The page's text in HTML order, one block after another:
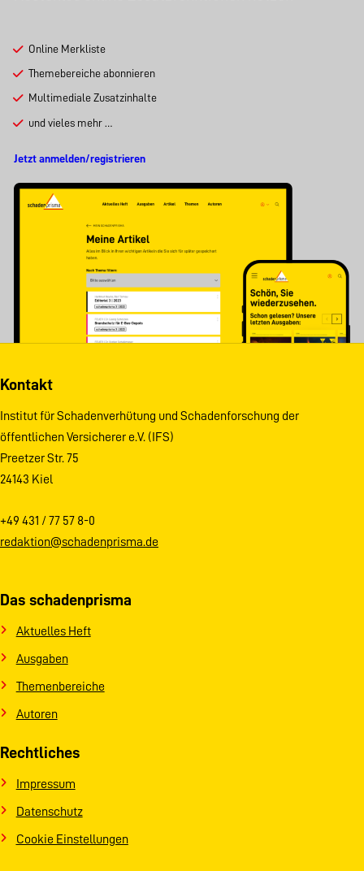
Online Merkliste
Themebereiche abonnieren
Multimediale Zusatzinhalte
und vieles mehr …
Jetzt anmelden/registrieren
Kontakt
Institut für Schadenverhütung und Schadenforschung der
öffentlichen Versicherer e.V. (IFS)
Preetzer Str. 75
24143 Kiel
+49 431 / 77 57 8-0
redaktion@schadenprisma.de
Das schadenprisma
Aktuelles Heft
Ausgaben
Themenbereiche
Autoren
Rechtliches
Impressum
Datenschutz
Cookie Einstellungen